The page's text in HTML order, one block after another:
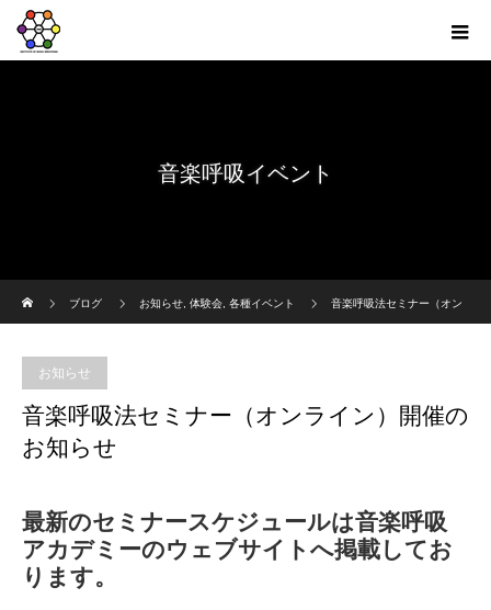
音楽呼吸イベント
ブログ
お知らせ 体験会 各種イベント 音楽呼吸法セミナー（オン
お知らせ
音楽呼吸法セミナー（オンライン）開催の
お知らせ
最新のセミナースケジュールは音楽呼吸
アカデミーのウェブサイトへ掲載してお
ります。